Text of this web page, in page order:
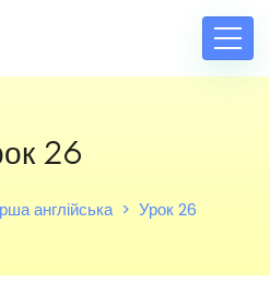
26
англійська Урок 26